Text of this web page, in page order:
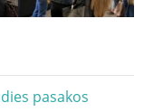
pasakos